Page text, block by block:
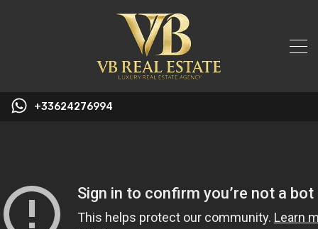
+33624276994